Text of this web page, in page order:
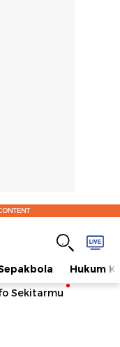
Hukum
Sekitarmu